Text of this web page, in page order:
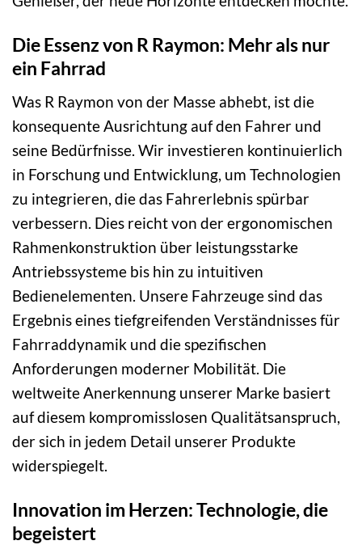
Die Essenz von R Raymon: Mehr als nur
ein Fahrrad
Was R Raymon von der Masse abhebt, ist die
konsequente Ausrichtung auf den Fahrer und
seine Bedürfnisse. Wir investieren kontinuierlich
in Forschung und Entwicklung, um Technologien
zu integrieren, die das Fahrerlebnis spürbar
verbessern. Dies reicht von der ergonomischen
Rahmenkonstruktion über leistungsstarke
Antriebssysteme bis hin zu intuitiven
Bedienelementen. Unsere Fahrzeuge sind das
Ergebnis eines tiefgreifenden Verständnisses für
Fahrraddynamik und die spezifischen
Anforderungen moderner Mobilität. Die
weltweite Anerkennung unserer Marke basiert
auf diesem kompromisslosen Qualitätsanspruch,
der sich in jedem Detail unserer Produkte
widerspiegelt.
Innovation im Herzen: Technologie, die
begeistert